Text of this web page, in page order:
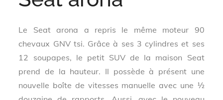
Le Seat arona a repris le même moteur 90
chevaux GNV tsi. Grâce à ses 3 cylindres et ses
12 soupapes, le petit SUV de la maison Seat
prend de la hauteur. Il possède à présent une
nouvelle boîte de vitesses manuelle avec une ½